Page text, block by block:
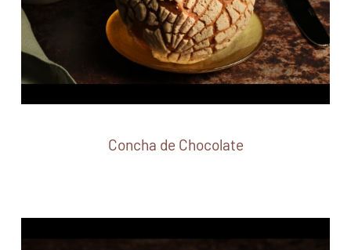
Concha de Chocolate